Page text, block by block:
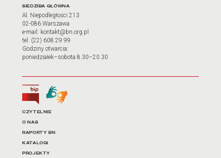
Adres oraz godziny
SIEDZIBA GŁÓWNA
Al. Niepodległości 213
02-086 Warszawa
e-mail: kontakt@bn.org.pl
tel. (22) 608 29 99
Godziny otwarcia:
poniedziałek–sobota 8.30–20.30
Biuletyn Informacji Publicznej
Tłumacz języka migowego
Linki do najważniejszych
CZYTELNIE
O NAS
RAPORTY BN
KATALOGI
PROJEKTY